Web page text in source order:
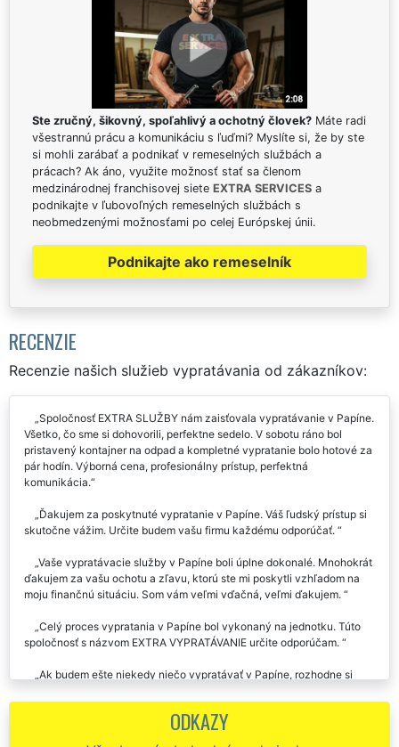
Ste zručný, šikovný, spoľahlivý a ochotný človek? Máte radi
všestrannú prácu a komunikáciu s ľuďmi? Myslíte si, že by ste
si mohli zarábať a podnikať v remeselných službách a
prácach? Ak áno, využite možnosť stať sa členom
medzinárodnej franchisovej siete EXTRA SERVICES a
podnikajte v ľubovoľných remeselných službách s
neobmedzenými možnosťami po celej Európskej únii.
Podnikajte ako remeselník
RECENZIE
Recenzie našich služieb vypratávania od zákazníkov:
Spoločnosť EXTRA SLUŽBY nám zaisťovala vypratávanie v Papíne.
Všetko, čo sme si dohovorili, perfektne sedelo. V sobotu ráno bol
pristavený kontajner na odpad a kompletné vypratanie bolo hotové za
pár hodín. Výborná cena, profesionálny prístup, perfektná
komunikácia.
Ďakujem za poskytnuté vypratanie v Papíne. Váš ľudský prístup si
skutočne vážim. Určite budem vašu firmu každému odporúčať.
Vaše vypratávacie služby v Papíne boli úplne dokonalé. Mnohokrát
ďakujem za vašu ochotu a zľavu, ktorú ste mi poskytli vzhľadom na
moju finančnú situáciu. Som vám veľmi vďačná, veľmi ďakujem.
Celý proces vypratania v Papíne bol vykonaný na jednotku. Túto
spoločnosť s názvom EXTRA VYPRATÁVANIE určite odporúčam.
Ak budem ešte niekedy niečo vypratávať v Papíne, rozhodne si
veľmi ľudský prístup. Ďakujem.ODKAZY